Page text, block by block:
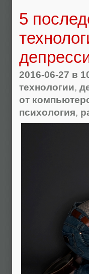
5
2016-06-27 в
технологии,
от
психология,